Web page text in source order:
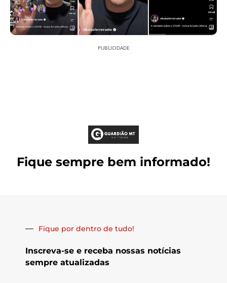
PUBLICIDADE
Fique sempre bem informado!
Fique por dentro de tudo!
Inscreva-se e receba nossas notícias
sempre atualizadas